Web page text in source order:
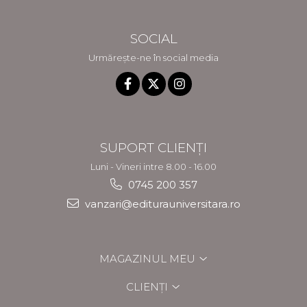
SOCIAL
Urmărește-ne în social media
SUPORT CLIENȚI
Luni - Vineri intre 8.00 - 16.00
0745 200 357
vanzari@editurauniversitara.ro
MAGAZINUL MEU
CLIENȚI